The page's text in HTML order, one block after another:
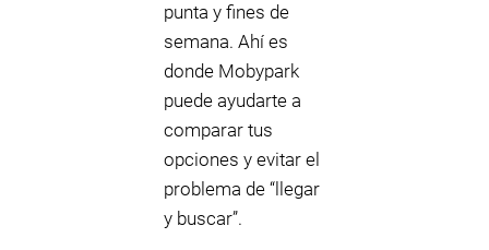
punta y fines de
semana. Ahí es
donde Mobypark
puede ayudarte a
comparar tus
opciones y evitar el
problema de “llegar
y buscar”.